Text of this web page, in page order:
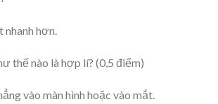
nhanh hơn.
thế nào là hợp lí? (0,5 điểm)
vào màn hình hoặc vào mắt.